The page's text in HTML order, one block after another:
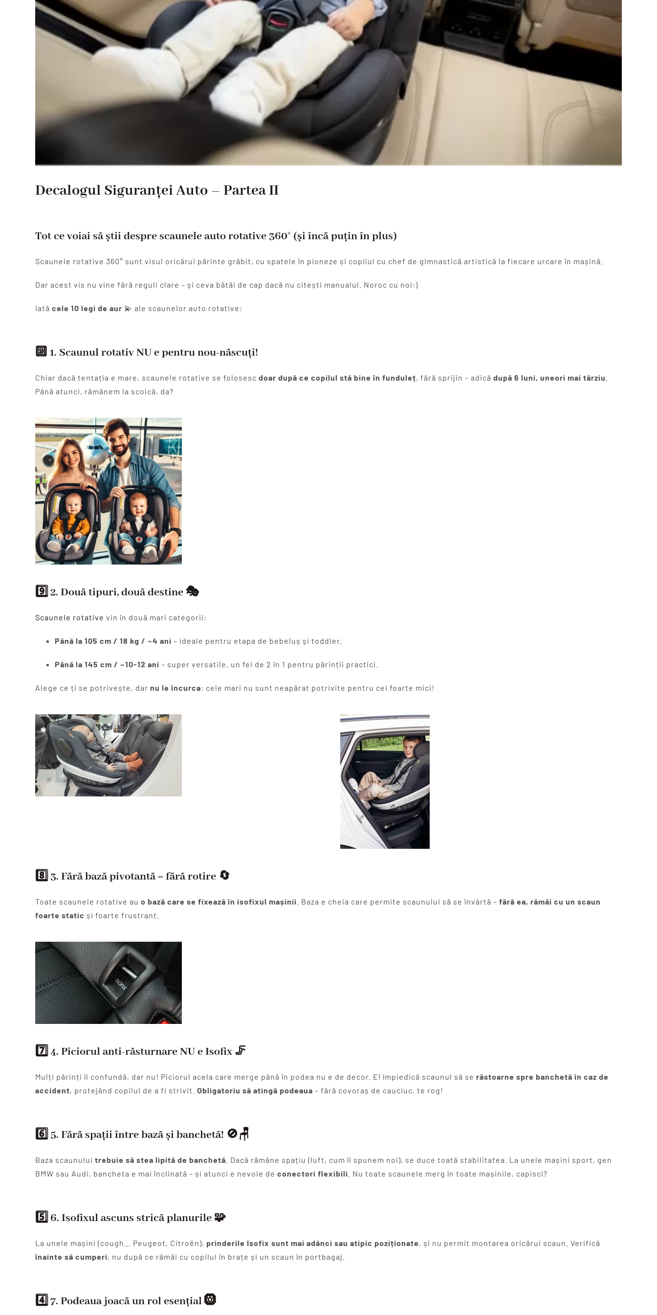
Decalogul Siguranței Auto – Partea II
Tot ce voiai să știi despre scaunele auto rotative 360° (și încă puțin în plus)
Scaunele rotative 360° sunt visul oricărui părinte grăbit, cu spatele în pioneze și copilul cu chef de gimnastică artistică la fiecare urcare în mașină.
Dar acest vis nu vine fără reguli clare – și ceva bătăi de cap dacă nu citești manualul. Noroc cu noi:)
Iată cele 10 legi de aur 💫 ale scaunelor auto rotative:
🔟 1. Scaunul rotativ NU e pentru nou-născuți!
Chiar dacă tentația e mare, scaunele rotative se folosesc doar după ce copilul stă bine în funduleț, fără sprijin – adică după 6 luni, uneori mai târziu
Până atunci, rămânem la scoică, da?
9️⃣ 2. Două tipuri, două destine🎭
Scaunele rotative vin în două mari categorii:
Până la 105 cm / 18 kg / ~4 ani – ideale pentru etapa de bebeluș și toddler.
Până la 145 cm / ~10-12 ani – super versatile, un fel de 2 în 1 pentru părinții practici.
Alege ce ți se potrivește, dar nu le încurca: cele mari nu sunt neapărat potrivite pentru cei foarte mici!
8️⃣ 3. Fără bază pivotantă = fără rotire🔄
Toate scaunele rotative au o bază care se fixează în isofixul mașinii . Baza e cheia care permite scaunului să se învârtă – fără ea, rămâi cu un scaun
foarte static și foarte frustrant.
7️⃣ 4. Piciorul anti-răsturnare NU e Isofix🦵
Mulți părinți îl confundă, dar nu! Piciorul acela care merge până în podea nu e de decor. El împiedică scaunul să se răstoarne spre banchetă în caz de
accident, protejând copilul de a fi strivit. Obligatoriu să atingă podeaua – fără covoraș de cauciuc, te rog!
6️⃣ 5. Fără spații între bază și banchetă! 🚫🪑
Baza scaunului trebuie să stea lipită de banchetă . Dacă rămâne spațiu (luft, cum îi spunem noi), se duce toată stabilitatea. La unele mașini sport, gen
BMW sau Audi, bancheta e mai înclinată – și atunci e nevoie de conectori flexibili . Nu toate scaunele merg în toate mașinile, capisci?
5️⃣ 6. Isofixul ascuns strică planurile🧩
La unele mașini (cough… Peugeot, Citroën), prinderile Isofix sunt mai adânci sau atipic poziționate, și nu permit montarea oricărui scaun. Verifică
înainte să cumperi, nu după ce rămâi cu copilul în brațe și un scaun în portbagaj.
4️⃣ 7. Podeaua joacă un rol esențial🛞